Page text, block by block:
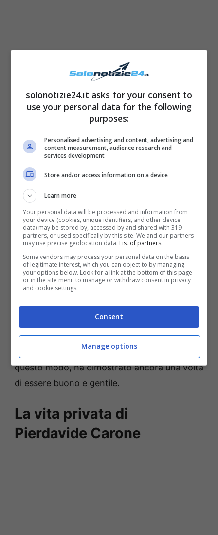
Dopo un po’ di tempo, è finalmente giunta la
bellissima notizia: l’artista hasconfitto la sua
malattia. Ha così realizzato un brano dal
titolo ‘Forza e coraggio!
tutti idottorie a tutti coloro che si ritrovano
a dover affrontare unalotta così dura e
stancante. Una parte dei ricavati è stata
ospedale Humanitas di Milano
questo modo, ha dimostrato ancora una volta
di essere buono e gentile.
La vita privata di
Pierdavide Carone
solonotizie24.it asks for your consent to
use your personal data for the following
purposes:
Personalised advertising and content, advertising and
content measurement, audience research and
services development
Store and/or access information on a device
Learn more
Your personal data will be processed and information from
your device (cookies, unique identifiers, and other device
data) may be stored by, accessed by and shared with 319
partners, or used specifically by this site. We and our partners
may use precise geolocation data. List of partners.
Some vendors may process your personal data on the basis
of legitimate interest, which you can object to by managing
your options below. Look for a link at the bottom of this page
or in the site menu to manage or withdraw consent in privacy
and cookie settings.
Consent
Manage options